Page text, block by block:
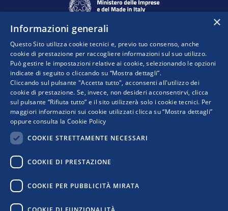
Progetto realizzato da:
I punti di vista e le opinioni espresse sono solo quelli degli autori e non riflettono
necessariamente quelli dell’Unione Europea o della Commissione Europea. Né l’Unione
×
Informazioni generali
Questo Sito utilizza cookie tecnici e, previo tuo consenso, anche
cookie di prestazione per raccogliere informazioni sul suo utilizzo.
Può gestire le impostazioni relative ai cookie, selezionando le opzioni
indicate di seguito o cliccando su “Mostra dettagli”.
Cliccando sul pulsante "Accetta tutto", acconsenti all'utilizzo dei
cookie di prestazione. Se, invece, non desideri acconsentirvi, clicca
sul pulsante “Rifiuta tutto” e il sito utilizzerà solo i cookie tecnici. Per
maggiori informazioni sui cookie utilizzati clicca su “Mostra dettagli”
oppure consulta la Cookie Policy
COOKIE STRETTAMENTE NECESSARI
COOKIE DI PRESTAZIONE
COOKIE PER PUBBLICITÀ MIRATA